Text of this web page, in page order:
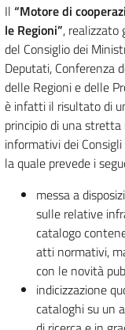
Il “Motore di
le Regioni”, realizzato
del Consiglio dei
Deputati, Conferenza
delle Regioni e delle
è infatti il risultato di
principio di una
informativi dei
la quale prevede i
messa a
sulle relative
catalogo
atti normativi,
con le novità
indicizzazione
cataloghi su un